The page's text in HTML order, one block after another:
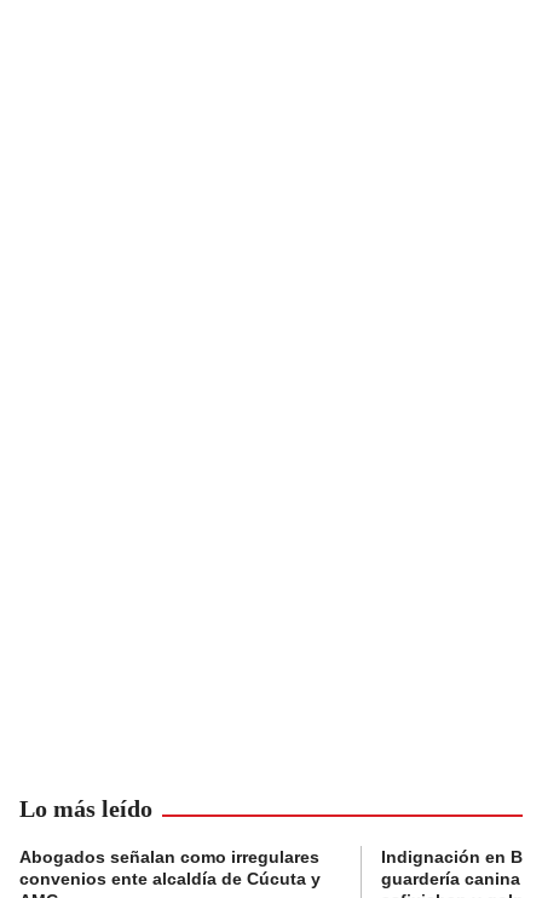
Lo más leído
Abogados señalan como irregulares
convenios ente alcaldía de Cúcuta y
Indignación en
guardería canina